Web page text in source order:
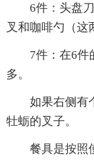
6件：头盘刀
叉和咖啡勺（这
7件：在6件的
多。
如果右侧有个
牡蛎的叉子。
餐具是按照使